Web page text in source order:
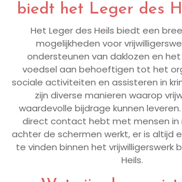
biedt het Leger des
Het Leger des Heils biedt een
mogelijkheden voor
ondersteunen van daklozen en
voedsel aan behoeftigen tot het
sociale activiteiten en assisteren in
zijn diverse manieren waarop
waardevolle bijdrage kunnen
direct contact hebt met mensen in
achter de schermen werkt, er is altijd
te vinden binnen het vrijwilligerswerk
Heils.